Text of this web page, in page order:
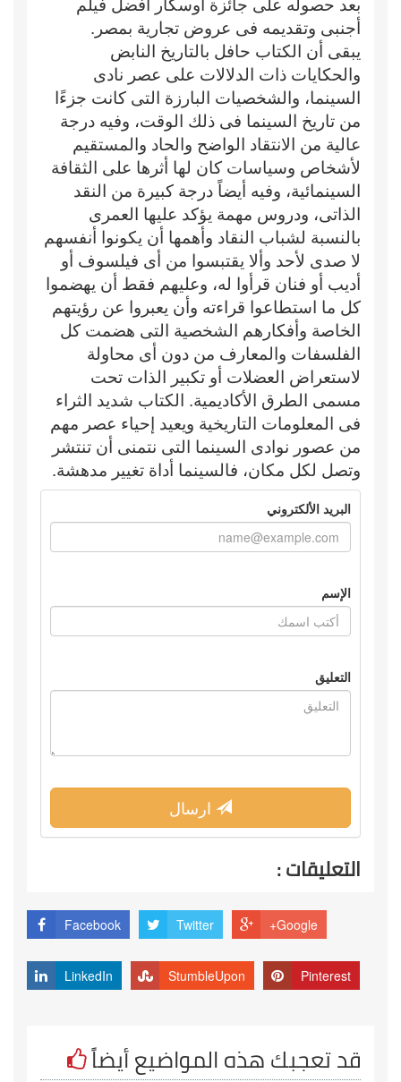
أجنبى وتقديمه فى عروض تجارية بمصر.
يبقى أن الكتاب حافل بالتاريخ النابض
والحكايات ذات الدلالات على عصر نادى
السينما، والشخصيات البارزة التى كانت جزءًا
من تاريخ السينما فى ذلك الوقت، وفيه درجة
عالية من الانتقاد الواضح والحاد والمستقيم
لأشخاص وسياسات كان لها أثرها على الثقافة
السينمائية، وفيه أيضاً درجة كبيرة من النقد
الذاتى، ودروس مهمة يؤكد عليها العمرى
بالنسبة لشباب النقاد وأهمها أن يكونوا أنفسهم
لا صدى لأحد وألا يقتبسوا من أى فيلسوف أو
أديب أو فنان قرأوا له، وعليهم فقط أن يهضموا
كل ما استطاعوا قراءته وأن يعبروا عن رؤيتهم
الخاصة وأفكارهم الشخصية التى هضمت كل
الفلسفات والمعارف من دون أى محاولة
لاستعراض العضلات أو تكبير الذات تحت
مسمى الطرق الأكاديمية. الكتاب شديد الثراء
فى المعلومات التاريخية ويعيد إحياء عصر مهم
من عصور نوادى السينما التى نتمنى أن تنتشر
وتصل لكل مكان، فالسينما أداة تغيير مدهشة.
البريد الألكتروني
الإسم
التعليق
ارسال
التعليقات :
Facebook Twitter Google+
LinkedIn StumbleUpon Pinterest
قد تعجبك هذه المواضيع أيضاً